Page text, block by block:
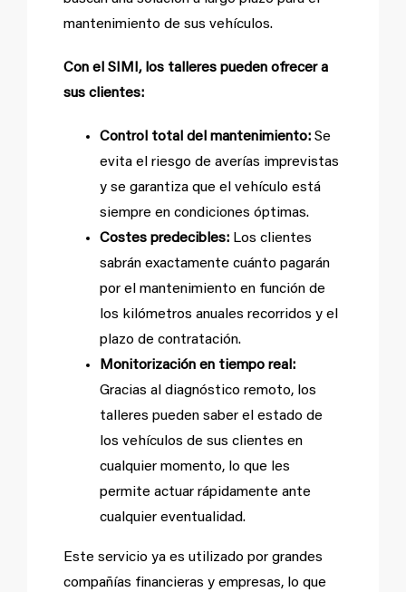
mantenimiento de sus vehículos.
Con el SIMI, los talleres pueden ofrecer a
sus clientes:
Control total del mantenimiento: Se
evita el riesgo de averías imprevistas
y se garantiza que el vehículo está
siempre en condiciones óptimas.
Costes predecibles: Los clientes
sabrán exactamente cuánto pagarán
por el mantenimiento en función de
los kilómetros anuales recorridos y el
plazo de contratación.
Monitorización en tiempo real:
Gracias al diagnóstico remoto, los
talleres pueden saber el estado de
los vehículos de sus clientes en
cualquier momento, lo que les
permite actuar rápidamente ante
cualquier eventualidad.
Este servicio ya es utilizado por grandes
compañías financieras y empresas, lo que